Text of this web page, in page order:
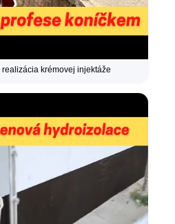
krémovej injektáže